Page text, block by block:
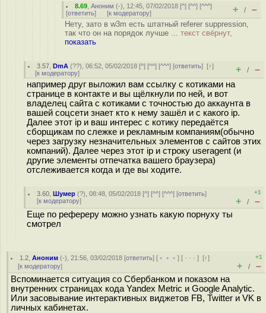
8.69 ,Аноним (-), 12:45, 07/02/2018 [^] [^^] [^^^]
[ответить] [к модератору] + / –
Нету, зато в w3m есть штатный referer suppression,
так что он на порядок лучше ... текст свёрнут,
показать
3.57 ,DmA (??), 06:52, 05/02/2018 [^] [^^] [^^^] [ответить][↑]
[к модератору] + / –
например друг выложил вам ссылку с котиками на
странице в контакте и вы щёлкнули по ней, и вот
владелец сайта с котиками с точностью до аккаунта в
вашей соцсети знает кто к нему зашёл и с какого ip.
Далее этот ip и ваш интерес с котику передаётся
сборщикам по слежке и рекламным компаниям(обычно
через загрузку незначительных элементов с сайтов этих
компаний). Далее через этот ip и строку useragent (и
другие элементы отпечатка вашего браузера)
отслеживается когда и где вы ходите.
3.60 ,Шумер (?), 08:48, 05/02/2018 [^] [^^] [^^^] [ответить]
[к модератору]
+1
+ / –
Еще по рефереру можно узнать какую порнуху ты
смотрел
1.2 ,Аноним (-), 21:56, 03/02/2018 [ответить] [ ﹢﹢﹢] [ · · ·][↑]
[к модератору]
+1
+ / –
Вспоминается ситуация со Сбербанком и показом на
внутренних страницах кода Yandex Metric и Google Analytic.
Или засовывание интерактивных виджетов FB, Twitter и VK в
личных кабинетах.